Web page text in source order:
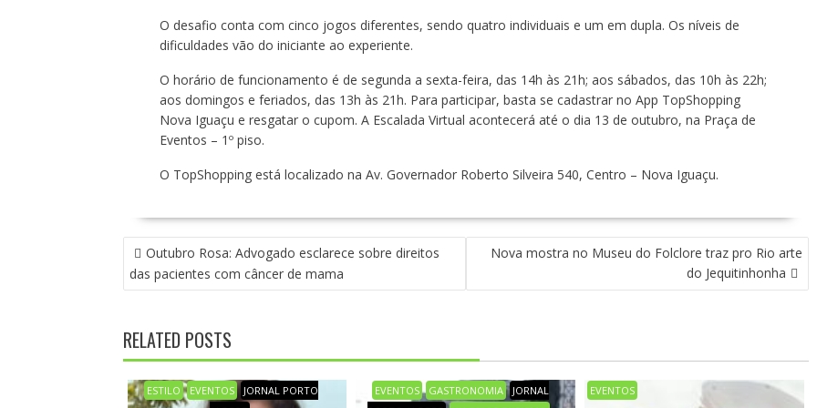
O desafio conta com cinco jogos diferentes, sendo quatro individuais e um em dupla. Os níveis de
dificuldades vão do iniciante ao experiente.
O horário de funcionamento é de segunda a sexta-feira, das 14h às 21h; aos sábados, das 10h às 22h;
aos domingos e feriados, das 13h às 21h. Para participar, basta se cadastrar no App TopShopping
Nova Iguaçu e resgatar o cupom. A Escalada Virtual acontecerá até o dia 13 de outubro, na Praça de
Eventos – 1º piso.
O TopShopping está localizado na Av. Governador Roberto Silveira 540, Centro – Nova Iguaçu.
N
A
V
G
A
Ç
Ã
Outubro Rosa: Advogado esclarece sobre direitos
das pacientes com câncer de mama
Nova mostra no Museu do Folclore traz pro Rio arte
do Jequitinhonha
RELATED POSTS
ESTILO EVENTOS
JORNAL PORTO
EVENTOS GASTRONOMIA
JORNAL
EVENTOS